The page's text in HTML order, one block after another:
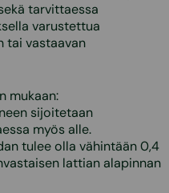
tarvittaessa
varustettua
tai vastaavan
mukaan:
sijoitetaan
myös alle.
tulee olla vähintään 0,4
lattian alapinnan